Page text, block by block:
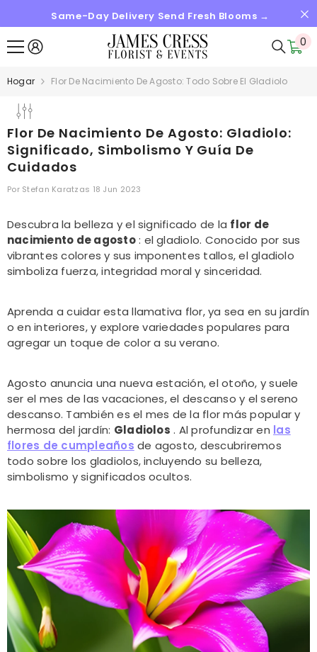
SALTAR AL CONTENIDOSame-Day Delivery Send Fresh Blooms →
0
0
Hogar Flor De Nacimiento De Agosto: Todo Sobre El Gladiolo
Flor De Nacimiento De Agosto: Gladiolo:
Significado, Simbolismo Y Guía De
Cuidados
Por Stefan Karatzas 18 Jun 2023
Descubra la belleza y el significado de la flor de
nacimiento de agosto: el gladiolo. Conocido por sus
vibrantes colores y sus imponentes tallos, el gladiolo
simboliza fuerza, integridad moral y sinceridad.
Aprenda a cuidar esta llamativa flor, ya sea en su jardín
o en interiores, y explore variedades populares para
agregar un toque de color a su verano.
Agosto anuncia una nueva estación, el otoño, y suele
ser el mes de las vacaciones, el descanso y el sereno
descanso. También es el mes de la flor más popular y
hermosa del jardín: Gladiolos . Al profundizar en las
flores de cumpleaños de agosto, descubriremos
todo sobre los gladiolos, incluyendo su belleza,
simbolismo y significados ocultos.